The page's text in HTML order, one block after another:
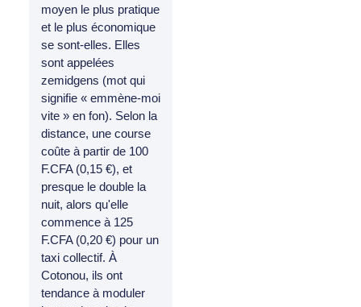
moyen le plus pratique
et le plus économique
se sont-elles. Elles
sont appelées
zemidgens (mot qui
signifie « emmène-moi
vite » en fon). Selon la
distance, une course
coûte à partir de 100
F.CFA (0,15 €), et
presque le double la
nuit, alors qu'elle
commence à 125
F.CFA (0,20 €) pour un
taxi collectif. À
Cotonou, ils ont
tendance à moduler